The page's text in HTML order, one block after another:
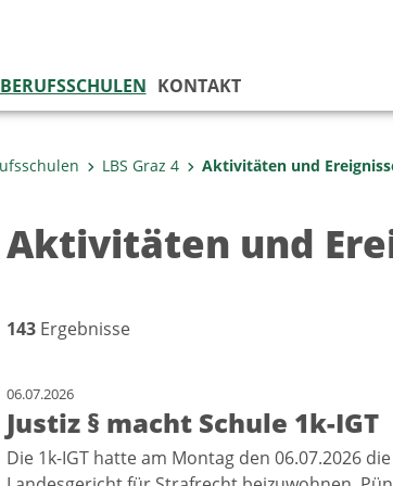
BERUFSSCHULEN KONTAKT
LBS Graz 4 Aktivitäten und
Aktivitäten und
143Ergebnisse
06.07.2026
Justiz § macht Schule 1k-IGT
Die 1k-IGT hatte am Montag den 06.07.2026